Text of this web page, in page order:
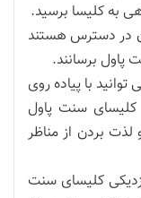
به کلیسا برسید.
در دسترس هستند
پاول برسانند.
با پیاده روی
کلیسای سنت پاول
بردن از مناظر
کلیسای سنت